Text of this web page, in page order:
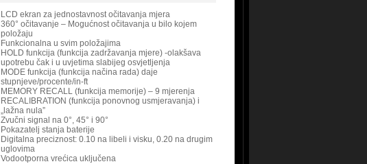
LCD ekran za jednostavnost očitavanja mjera
360° očitavanje – Mogućnost očitavanja u bilo kojem
položaju
Funkcionalna u svim položajima
HOLD funkcija (funkcija zadržavanja mjere) -olakšava
upotrebu čak i u uvjetima slabijeg osvjetljenja
MODE funkcija (funkcija načina rada) daje
stupnjeve/procente/in-ft
MEMORY RECALL (funkcija memorije) – 9 mjerenja
RECALIBRATION (funkcija ponovnog usmjeravanja) i
„lažna nula”
Zvučni signal na 0°, 45° i 90°
Pokazatelj stanja baterije
Digitalna preciznost: 0.10 na libeli i visku, 0.20 na drugim
uglovima
Vodootporna vrećica uključena